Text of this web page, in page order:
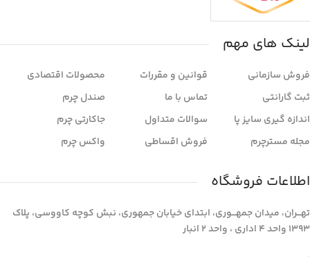
لینک های مهم
فروش سازمانی
ثبت گارانتی
اندازه گیری سایز پا
مجله مسترچرم
قوانین و مقررات
تماس با ما
سوالات متداول
فروش اقساطی
محصولات اقتصادی
صندل چرم
جاکارتی چرم
واکس چرم
اطلاعات فروشگاه
تهـــران، میدان جمهـــوری، ابتدای خیابان جمهوری، نبش کوچه کاووسی، پلاک
1393 واحد 4 اداری ، واحد 2 انبار